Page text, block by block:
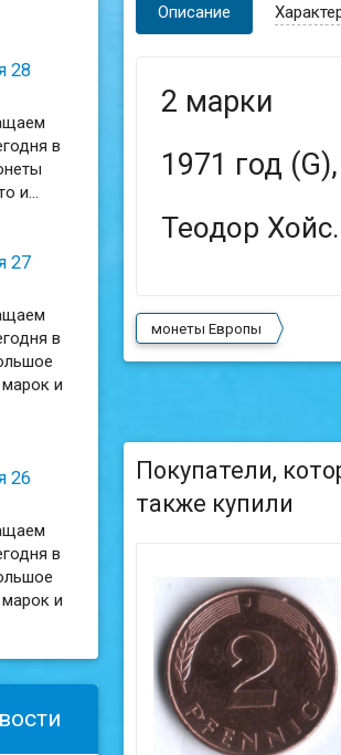
28
в
и...
27
в
и
26
в
и
Описание
2 марки
1971 год
Теодор Хойс.
монеты Европы
Покупатели,
также купили